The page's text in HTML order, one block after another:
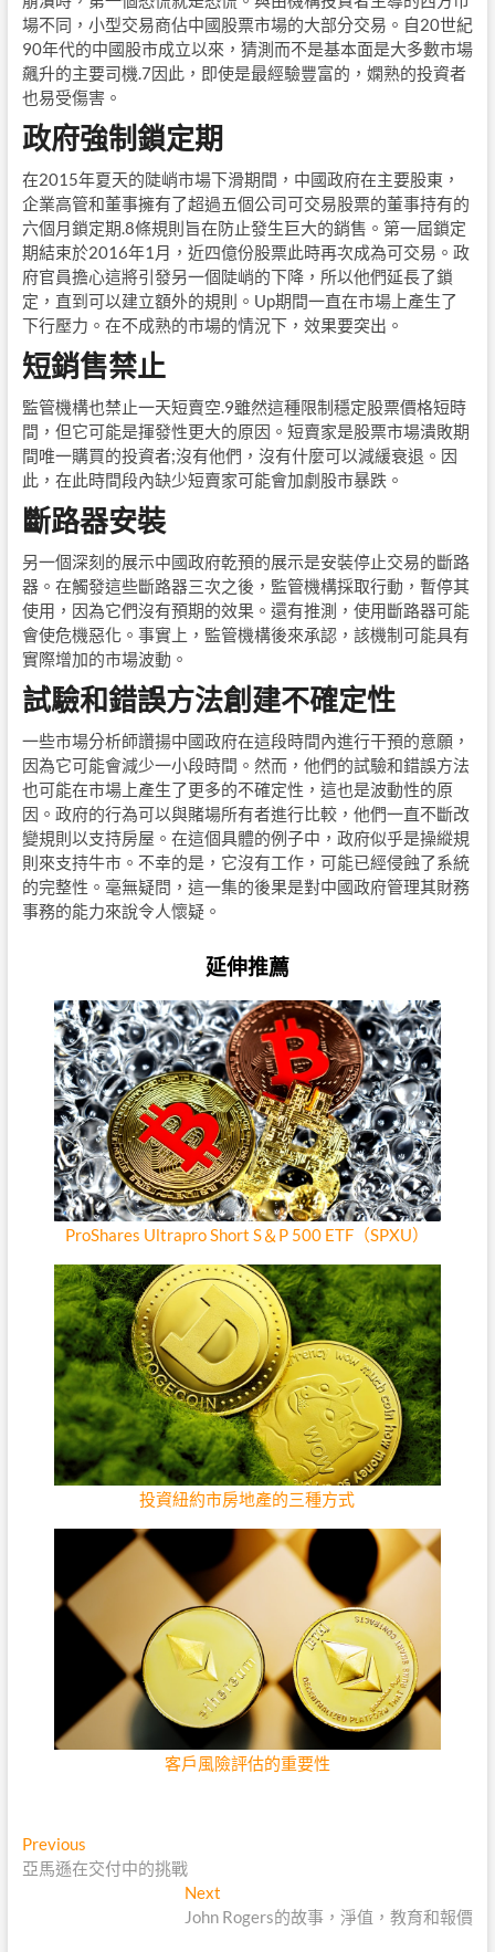
場不同，小型交易商佔中國股票市場的大部分交易。自20世紀
90年代的中國股市成立以來，猜測而不是基本面是大多數市場
飆升的主要司機.7因此，即使是最經驗豐富的，嫻熟的投資者
也易受傷害。
政府強制鎖定期
在2015年夏天的陡峭市場下滑期間，中國政府在主要股東，
企業高管和董事擁有了超過五個公司可交易股票的董事持有的
六個月鎖定期.8條規則旨在防止發生巨大的銷售。第一屆鎖定
期結束於2016年1月，近四億份股票此時再次成為可交易。政
府官員擔心這將引發另一個陡峭的下降，所以他們延長了鎖
定，直到可以建立額外的規則。Up期間一直在市場上產生了
下行壓力。在不成熟的市場的情況下，效果要突出。
短銷售禁止
監管機構也禁止一天短賣空.9雖然這種限制穩定股票價格短時
間，但它可能是揮發性更大的原因。短賣家是股票市場潰敗期
間唯一購買的投資者;沒有他們，沒有什麼可以減緩衰退。因
此，在此時間段內缺少短賣家可能會加劇股市暴跌。
斷路器安裝
另一個深刻的展示中國政府乾預的展示是安裝停止交易的斷路
器。在觸發這些斷路器三次之後，監管機構採取行動，暫停其
使用，因為它們沒有預期的效果。還有推測，使用斷路器可能
會使危機惡化。事實上，監管機構後來承認，該機制可能具有
實際增加的市場波動。
試驗和錯誤方法創建不確定性
一些市場分析師讚揚中國政府在這段時間內進行干預的意願，
因為它可能會減少一小段時間。然而，他們的試驗和錯誤方法
也可能在市場上產生了更多的不確定性，這也是波動性的原
因。政府的行為可以與賭場所有者進行比較，他們一直不斷改
變規則以支持房屋。在這個具體的例子中，政府似乎是操縱規
則來支持牛市。不幸的是，它沒有工作，可能已經侵蝕了系統
的完整性。毫無疑問，這一集的後果是對中國政府管理其財務
事務的能力來說令人懷疑。
延伸推薦
ProShares Ultrapro Short S＆P 500 ETF（SPXU）
投資紐約市房地產的三種方式
客戶風險評估的重要性
文
章
PreviousPrevious
post:
亞馬遜在交付中的挑戰
Next
post:
John Rogers的故事，淨值，教育和報價